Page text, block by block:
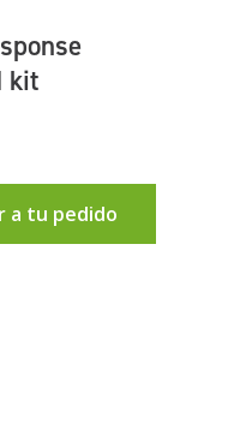
kit
a tu pedido